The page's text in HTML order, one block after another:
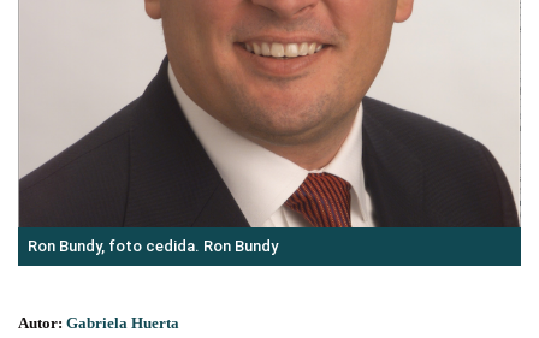
Ron Bundy, foto cedida. Ron Bundy
Autor: Gabriela Huerta